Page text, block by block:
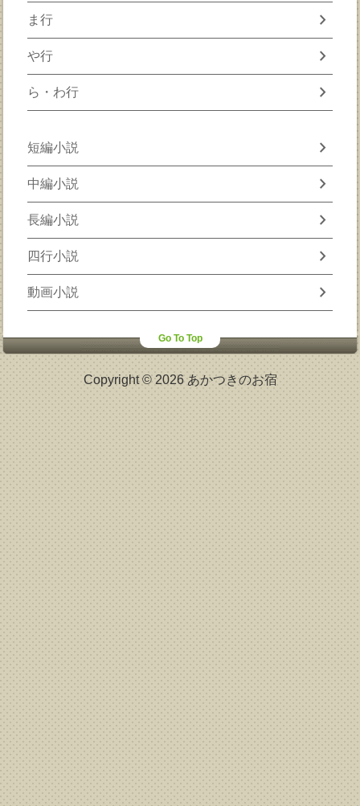
ま行 chevron_right
や行 chevron_right
ら・わ行 chevron_right
短編小説 chevron_right
中編小説 chevron_right
長編小説 chevron_right
四行小説 chevron_right
動画小説 chevron_right
Go To Top
Copyright © 2026 あかつきのお宿